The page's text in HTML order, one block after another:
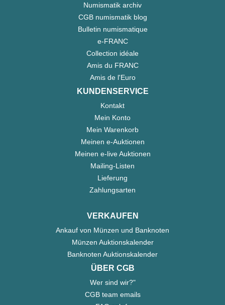
Numismatik archiv
CGB numismatik blog
Bulletin numismatique
e-FRANC
Collection idéale
Amis du FRANC
Amis de l'Euro
KUNDENSERVICE
Kontakt
Mein Konto
Mein Warenkorb
Meinen e-Auktionen
Meinen e-live Auktionen
Mailing-Listen
Lieferung
Zahlungsarten
VERKAUFEN
Ankauf von Münzen und Banknoten
Münzen Auktionskalender
Banknoten Auktionskalender
ÜBER CGB
Wer sind wir?"
CGB team emails